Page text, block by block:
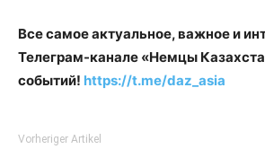
Все самое актуальное, важное и
Телеграм-канале «Немцы
событий! https://t.me/daz_asia
Vorheriger Artikel